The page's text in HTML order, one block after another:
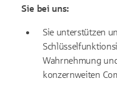
Sie bei uns:
Sie unterstützen
Wahrnehmung
konzernweiten